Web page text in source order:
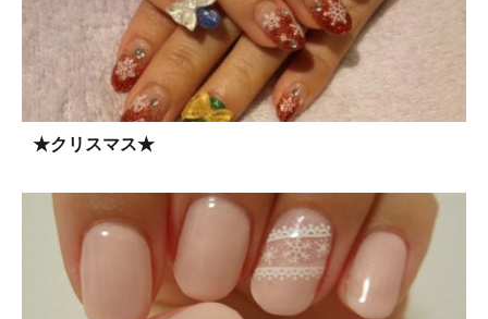
★クリスマス★